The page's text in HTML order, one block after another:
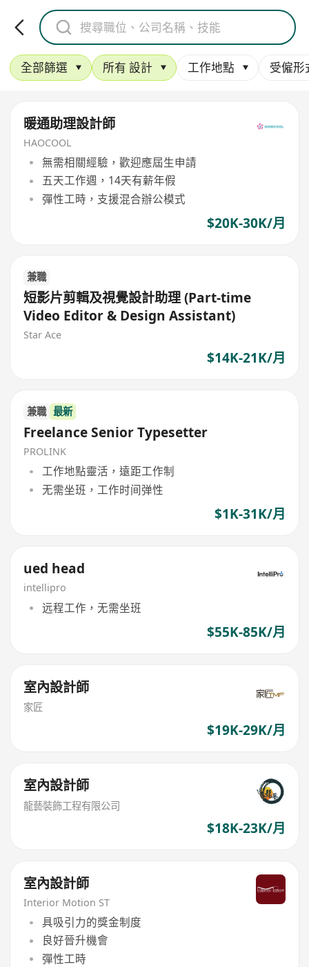
全部篩選 所有 設計 工作地點 受僱形
暖通助理設計師
HAOCOOL
無需相關經驗，歡迎應屆生申請
五天工作週，14天有薪年假
彈性工時，支援混合辦公模式
$20K-30K/月
兼職
短影片剪輯及視覺設計助理 (Part-time
Video Editor & Design Assistant)
Star Ace
$14K-21K/月
兼職 最新
Freelance Senior Typesetter
PROLINK
工作地點靈活，遠距工作制
无需坐班，工作时间弹性
$1K-31K/月
ued head
intellipro
远程工作，无需坐班
$55K-85K/月
室內設計師
家匠
$19K-29K/月
室內設計師
龍藝裝飾工程有限公司
$18K-23K/月
室內設計師
Interior Motion ST
具吸引力的獎金制度
良好晉升機會
彈性工時